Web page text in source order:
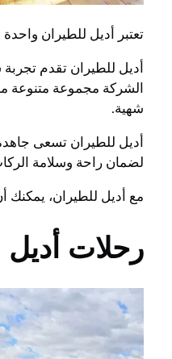
تعتبر أديل للطيران
أديل للطيران تقدم
الشركة مجموعة متنوعة
شهية.
أديل للطيران تسعى
لضمان راحة وسلامة
مع أديل للطيران، يمكنك
رحلات أديل